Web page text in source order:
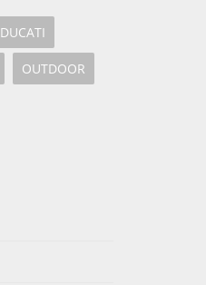
DUCATI
OUTDOOR